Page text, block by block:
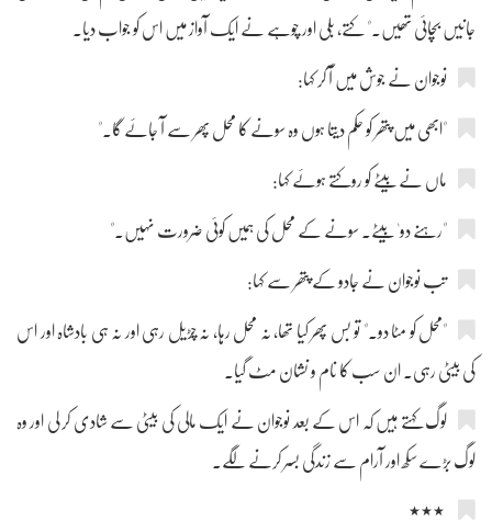
جانیں بچائی تھیں۔" کتے، بلی اور چوہے نے ایک آواز میں اس کو جواب دیا۔
نوجوان نے جوش میں آ کر کہا:
"ابھی میں پتھر کو حکم دیتا ہوں وہ سونے کا محل پھر سے آ جائے گا۔"
ماں نے بیٹے کو روکتے ہوئے کہا:
"رہنے دو' بیٹے۔ سونے کے محل کی ہمیں کوئی ضرورت نہیں۔"
تب نوجوان نے جادو کے پتھر سے کہا:
"محل کو مٹا دو۔" تو بس پھر کیا تھا، نہ محل رہا، نہ چڑیل رہی اور نہ ہی بادشاہ اور اس
کی بیٹی رہی۔ ان سب کا نام و نشان مٹ گیا۔
لوگ کہتے ہیں کہ اس کے بعد نوجوان نے ایک مالی کی بیٹی سے شادی کر لی اور وہ
لوگ بڑے سکھ اور آرام سے زندگی بسر کرنے لگے۔
٭٭٭